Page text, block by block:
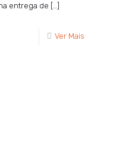
entrega de
Ver Mais